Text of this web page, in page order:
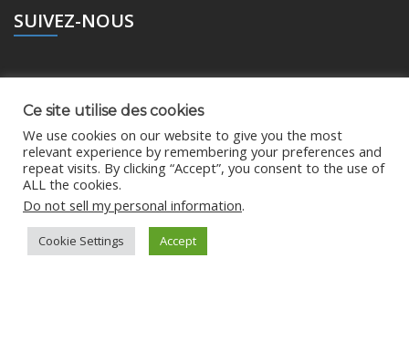
Ce site utilise des cookies
We use cookies on our website to give you the most
relevant experience by remembering your preferences and
repeat visits. By clicking “Accept”, you consent to the use of
ALL the cookies.
Do not sell my personal information.
Cookie Settings Accept
SUIVEZ-NOUS
LinkedIn
2018 © :ID CARRE.All rights reserved.